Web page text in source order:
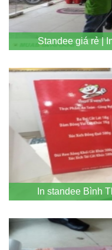
Standee giá rẻ |
In standee Bình